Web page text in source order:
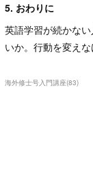
5. おわりに
英語学習が続かな
いか。行動を変え
海外修士号入門講座(83)